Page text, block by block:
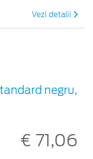
Vezi detalii
negru,
€ 71,06